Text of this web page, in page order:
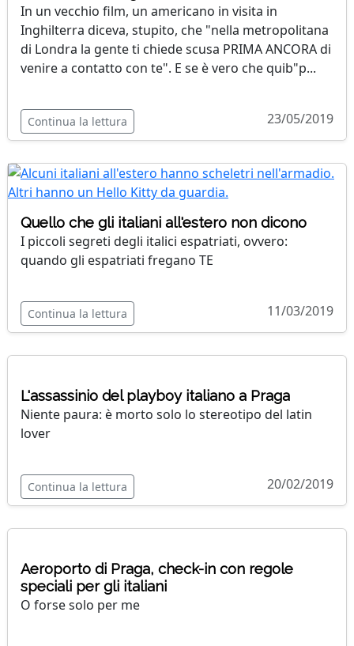
In un vecchio film, un americano in visita in
Inghilterra diceva, stupito, che "nella metropolitana
di Londra la gente ti chiede scusa PRIMA ANCORA di
venire a contatto con te". E se è vero che quib"p...
Continua la lettura 23/05/2019
Quello che gli italiani all'estero non dicono
I piccoli segreti degli italici espatriati, ovvero:
quando gli espatriati fregano TE
Continua la lettura 11/03/2019
L'assassinio del playboy italiano a Praga
Niente paura: è morto solo lo stereotipo del latin
lover
Continua la lettura 20/02/2019
Aeroporto di Praga, check-in con regole
speciali per gli italiani
O forse solo per me